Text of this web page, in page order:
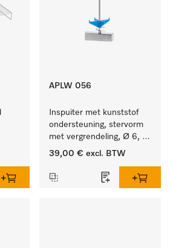
APLW 056
Inspuiter met kunststof
ondersteuning, stervorm
met vergrendeling, Ø 6,
lengte 225 mm.
39,00 € excl. BTW